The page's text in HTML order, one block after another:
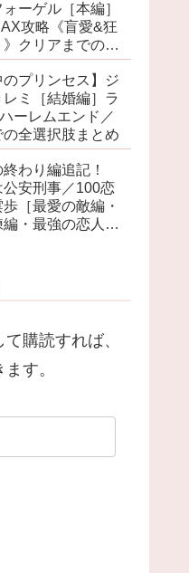
ーゲル［本編］
攻略《盲愛&狂
クリアまでの全
とめ
のプリンセス】ジ
レミ［結婚編］ラ
ーレムエンド／
全選択肢まとめ
わり編追記！
公安刑事／100恋
歩［最愛の敵編・
・最強の恋人
購読すれば、
す。